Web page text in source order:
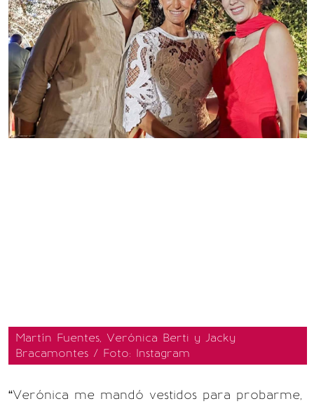
Martín Fuentes, Verónica Berti y Jacky
Bracamontes / Foto: Instagram
“Verónica me mandó vestidos para probarme,